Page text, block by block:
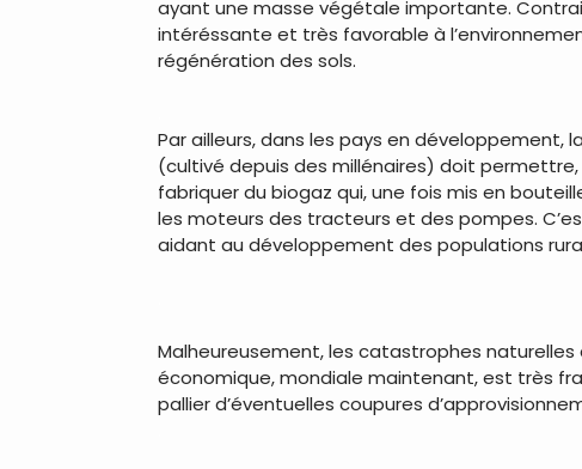
ayant une masse végétale importante.
intéréssante et très favorable à
régénération des sols.
Par ailleurs, dans les pays en
(cultivé depuis des millénaires) doit
fabriquer du biogaz qui, une fois mis en
les moteurs des tracteurs et des pompes.
aidant au développement des populations
Malheureusement, les catastrophes
économique, mondiale maintenant, est très
pallier d’éventuelles coupures